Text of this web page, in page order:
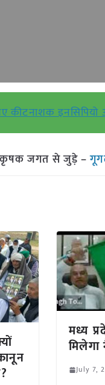
कीटनाशक इनसिपियो
कृषक जगत से जुड़े –
मध्य
मिलेगा
July 7,